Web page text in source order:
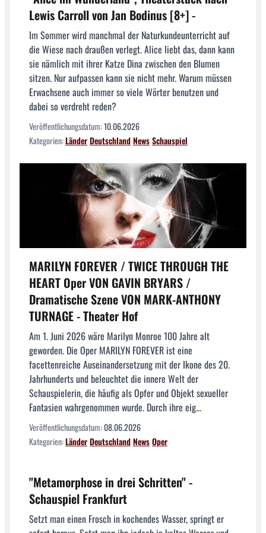
Lewis Carroll von Jan Bodinus [8+] -
Im Sommer wird manchmal der Naturkundeunterricht auf
die Wiese nach draußen verlegt. Alice liebt das, dann kann
sie nämlich mit ihrer Katze Dina zwischen den Blumen
sitzen. Nur aufpassen kann sie nicht mehr. Warum müssen
Erwachsene auch immer so viele Wörter benutzen und
dabei so verdreht reden?
Veröffentlichungsdatum:10.06.2026
Kategorien:LänderDeutschlandNewsSchauspiel
MARILYN FOREVER / TWICE THROUGH THE
HEART Oper VON GAVIN BRYARS /
Dramatische Szene VON MARK-ANTHONY
TURNAGE - Theater Hof
Am 1. Juni 2026 wäre Marilyn Monroe 100 Jahre alt
geworden. Die Oper MARILYN FOREVER ist eine
facettenreiche Auseinandersetzung mit der Ikone des 20.
Jahrhunderts und beleuchtet die innere Welt der
Schauspielerin, die häufig als Opfer und Objekt sexueller
Fantasien wahrgenommen wurde. Durch ihre eig...
Veröffentlichungsdatum:08.06.2026
Kategorien:LänderDeutschlandNewsOper
"Metamor­phose in drei Schritten" -
Schauspiel Frankfurt
Setzt man einen Frosch in kochendes Wasser, springt er